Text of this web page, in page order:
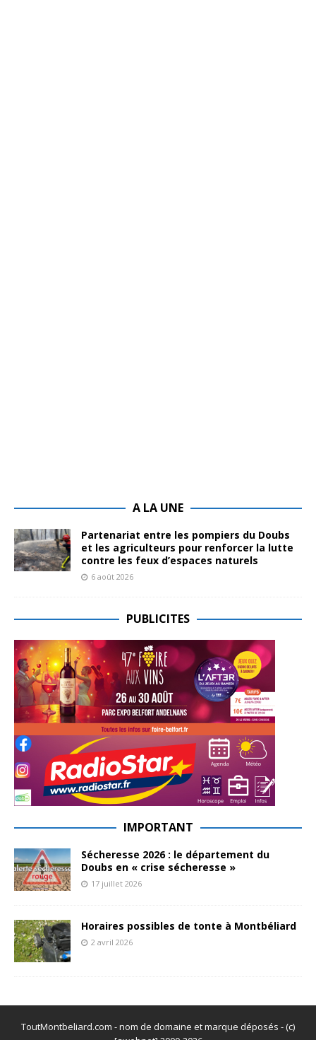
A LA UNE
Partenariat entre les pompiers du Doubs
et les agriculteurs pour renforcer la lutte
contre les feux d’espaces naturels
6 août 2026
PUBLICITES
IMPORTANT
Sécheresse 2026 : le département du
Doubs en « crise sécheresse »
17 juillet 2026
Horaires possibles de tonte à Montbéliard
2 avril 2026
ToutMontbeliard.com - nom de domaine et marque déposés - (c)